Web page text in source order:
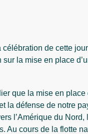
de cette
la mise en place
que la mise en
la défense de notre
l’Amérique du
Au cours de la flotte